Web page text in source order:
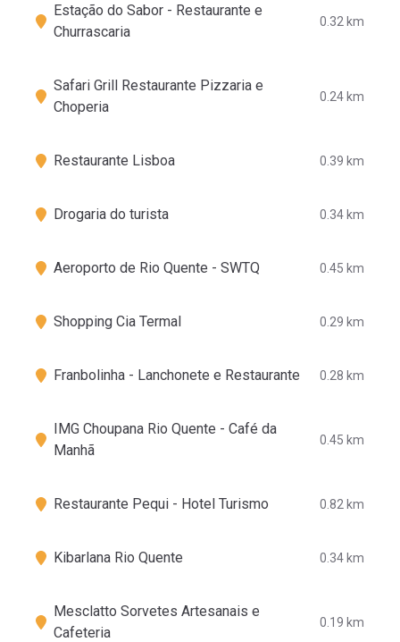
Estação do Sabor - Restaurante e
Churrascaria
0.32 km
Safari Grill Restaurante Pizzaria e
Choperia
0.24 km
Restaurante Lisboa 0.39 km
Drogaria do turista 0.34 km
Aeroporto de Rio Quente - SWTQ 0.45 km
Shopping Cia Termal 0.29 km
Franbolinha - Lanchonete e Restaurante 0.28 km
IMG Choupana Rio Quente - Café da
Manhã
0.45 km
Restaurante Pequi - Hotel Turismo 0.82 km
Kibarlana Rio Quente 0.34 km
Mesclatto Sorvetes Artesanais e
Cafeteria
0.19 km